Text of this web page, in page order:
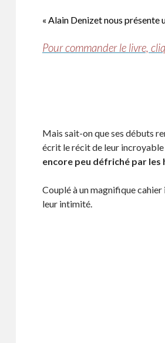
« Alain Denizet nous présente
Pour commander le livre,
Mais sait-on que ses débuts
écrit le récit de leur
encore peu défriché par
Couplé à un magnifique
leur intimité.